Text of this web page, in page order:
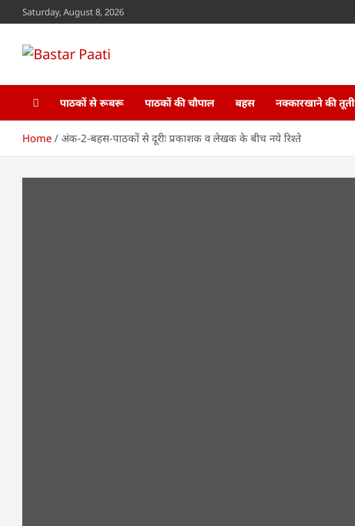
to
Saturday, August 8, 2026
Bastar Paati
पाठकों से रूबरू पाठकों की चौपाल बहस नक्कारखाने की तूती
Home अंक-2-बहस-पाठकों से दूरीः प्रकाशक व लेखक के बीच नये रिश्ते